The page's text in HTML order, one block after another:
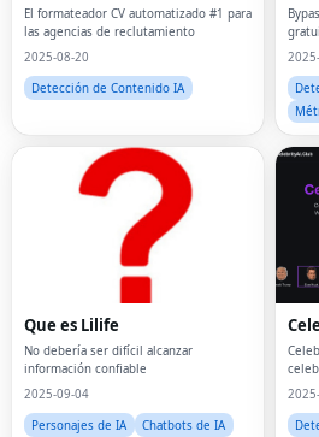
El formateador CV automatizado #1 para
las agencias de reclutamiento
2025-08-20
Detección de Contenido IA
Que es Lilife
No debería ser difícil alcanzar
información confiable
2025-09-04
Personajes de IA
Chatbots de IA